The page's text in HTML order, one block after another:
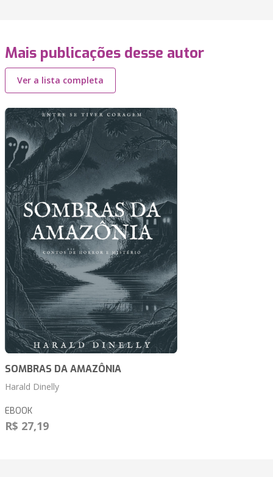
Mais publicações desse autor
Ver a lista completa
SOMBRAS DA AMAZÔNIA
Harald Dinelly
EBOOK
R$ 27,19